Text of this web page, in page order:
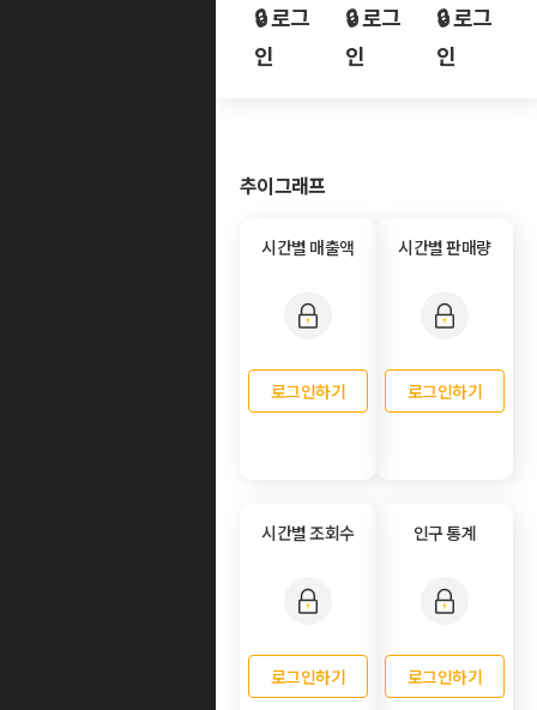
🔒 로그
인
🔒 로그
인
🔒 로그
인
추이그래프
시간별 매출액
로그인하기
시간별 판매량
로그인하기
시간별 조회수
로그인하기
인구 통계
로그인하기